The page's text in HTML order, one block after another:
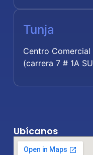
Tunja
Centro
(carrera 7 # 1A
Ubícanos